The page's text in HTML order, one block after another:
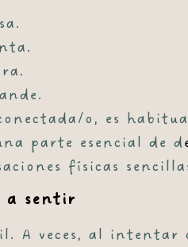
o, es
parte esencial de d
físicas
a sentir
A veces, al intentar